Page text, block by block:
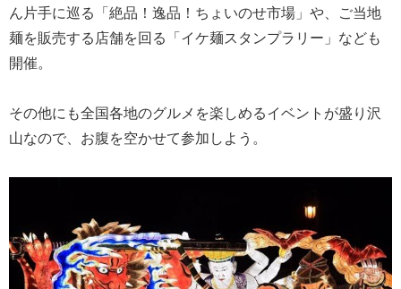
ん片手に巡る「絶品！逸品！ちょいのせ市場」や、ご当地
麺を販売する店舗を回る「イケ麺スタンプラリー」なども
開催。
その他にも全国各地のグルメを楽しめるイベントが盛り沢
山なので、お腹を空かせて参加しよう。